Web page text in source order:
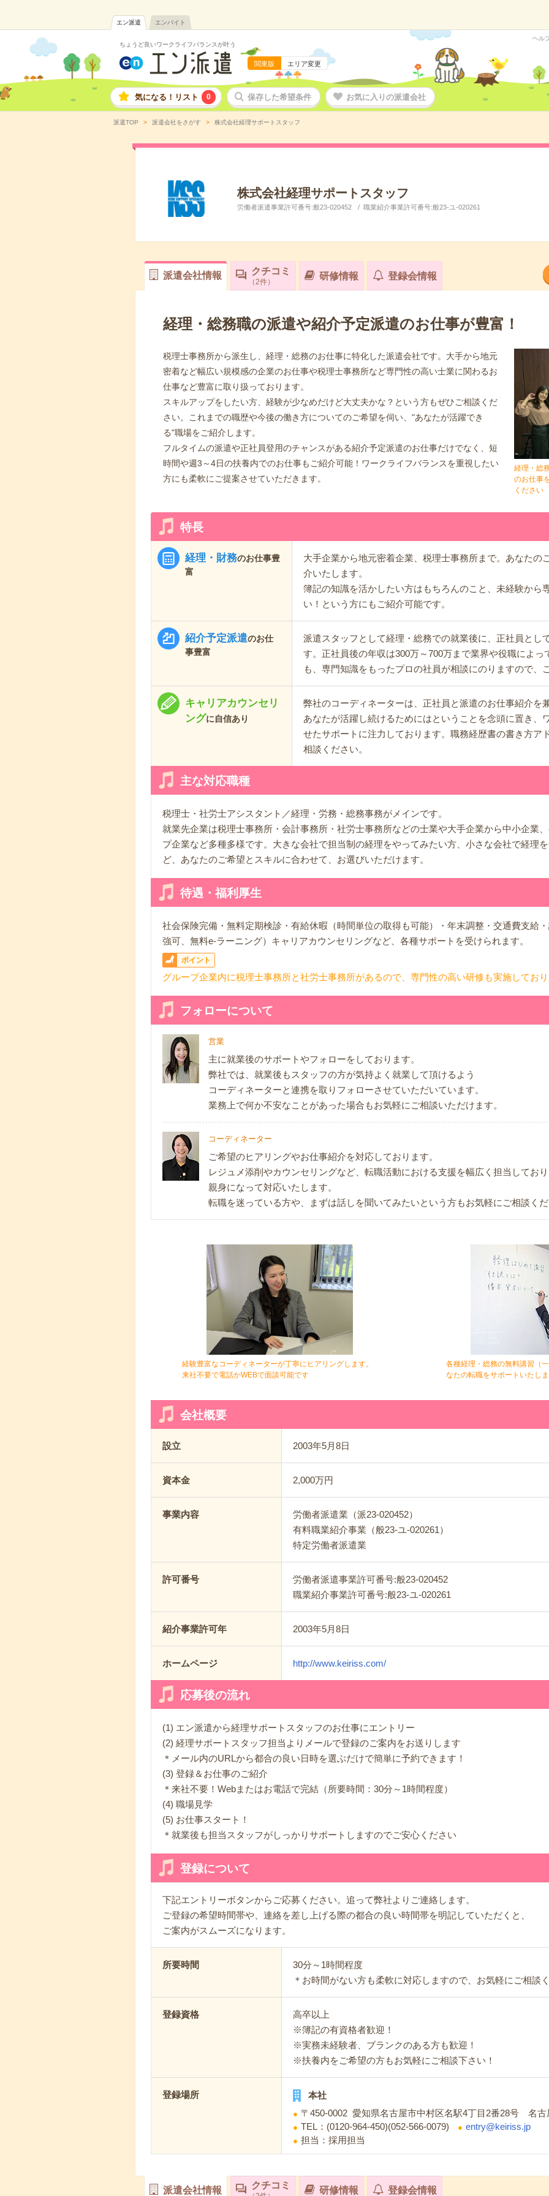
エン派遣 エンバイト
ちょうど良いワークライフバランスが叶う
関東版 エリア変更
ヘル
気になる！リスト 0 保存した希望条件 お気に入りの派遣会社
派遣TOP 派遣会社をさがす 株式会社経理サポートスタッフ
株式会社経理サポートスタッフ
労働者派遣事業許可番号:般23-020452 職業紹介事業許可番号:般23-ユ-020261
派遣会社情報 クチコミ
2件
研修情報 登録会情報
経理・総務職の派遣や紹介予定派遣のお仕事が豊富！
税理士事務所から派生し、経理・総務のお仕事に特化した派遣会社です。大手から地元
密着など幅広い規模感の企業のお仕事や税理士事務所など専門性の高い士業に関わるお
仕事など豊富に取り扱っております。
スキルアップをしたい方、経験が少なめだけど大丈夫かな？という方もぜひご相談くだ
さい。これまでの職歴や今後の働き方についてのご希望を伺い、"あなたが活躍でき
る"職場をご紹介します。
フルタイムの派遣や正社員登用のチャンスがある紹介予定派遣のお仕事だけでなく、短
時間や週3～4日の扶養内でのお仕事もご紹介可能！ワークライフバランスを重視したい
方にも柔軟にご提案させていただきます。
経理・総
のお仕事
ください
特長
経理・財務のお仕事豊
富
大手企業から地元密着企業、税理士事務所まで。あなたの
介いたします。
簿記の知識を活かしたい方はもちろんのこと、未経験から
い！という方にもご紹介可能です。
紹介予定派遣のお仕
事豊富
派遣スタッフとして経理・総務での就業後に、正社員とし
す。正社員後の年収は300万～700万まで業界や役職によっ
も、専門知識をもったプロの社員が相談にのりますので、
キャリアカウンセリ
ングに自信あり
弊社のコーディネーターは、正社員と派遣のお仕事紹介を
あなたが活躍し続けるためにはということを念頭に置き、
せたサポートに注力しております。職務経歴書の書き方ア
相談ください。
主な対応職種
税理士・社労士アシスタント／経理・労務・総務事務がメインです。
就業先企業は税理士事務所・会計事務所・社労士事務所などの士業や大手企業から中小企業
プ企業など多種多様です。大きな会社で担当制の経理をやってみたい方、小さな会社で経理
ど、あなたのご希望とスキルに合わせて、お選びいただけます。
待遇・福利厚生
社会保険完備・無料定期検診・有給休暇（時間単位の取得も可能）・年末調整・交通費支給
強可、無料e-ラーニング）キャリアカウンセリングなど、各種サポートを受けられます。
ポイント
グループ企業内に税理士事務所と社労士事務所があるので、専門性の高い研修も実施してお
フォローについて
営業
主に就業後のサポートやフォローをしております。
弊社では、就業後もスタッフの方が気持よく就業して頂けるよう
コーディネーターと連携を取りフォローさせていただいています。
業務上で何か不安なことがあった場合もお気軽にご相談いただけます。
コーディネーター
ご希望のヒアリングやお仕事紹介を対応しております。
レジュメ添削やカウンセリングなど、転職活動における支援を幅広く担当してお
親身になって対応いたします。
転職を迷っている方や、まずは話しを聞いてみたいという方もお気軽にご相談く
経験豊富なコーディネーターが丁寧にヒアリングします。
来社不要で電話かWEBで面談可能です
各種経理・総務の無料講習（
なたの転職をサポートいたし
会社概要
設立 2003年5月8日
資本金 2,000万円
事業内容
労働者派遣業（派23-020452）
有料職業紹介事業（般23-ユ-020261）
特定労働者派遣業
許可番号
労働者派遣事業許可番号:般23-020452
職業紹介事業許可番号:般23-ユ-020261
紹介事業許可年 2003年5月8日
ホームページ http://www.keiriss.com/
応募後の流れ
(1) エン派遣から経理サポートスタッフのお仕事にエントリー
(2) 経理サポートスタッフ担当よりメールで登録のご案内をお送りします
＊メール内のURLから都合の良い日時を選ぶだけで簡単に予約できます！
(3) 登録＆お仕事のご紹介
＊来社不要！Webまたはお電話で完結（所要時間：30分～1時間程度）
(4) 職場見学
(5) お仕事スタート！
＊就業後も担当スタッフがしっかりサポートしますのでご安心ください
登録について
下記エントリーボタンからご応募ください。追って弊社よりご連絡します。
ご登録の希望時間帯や、連絡を差し上げる際の都合の良い時間帯を明記していただくと、
ご案内がスムーズになります。
所要時間
30分～1時間程度
＊お時間がない方も柔軟に対応しますので、お気軽にご相談
登録資格
高卒以上
※簿記の有資格者歓迎！
※実務未経験者、ブランクのある方も歓迎！
※扶養内をご希望の方もお気軽にご相談下さい！
登録場所
本社
〒450-0002 愛知県名古屋市中村区名駅4丁目2番28号 名古
TEL：(0120-964-450)(052-566-0079)
entry@keiriss.jp
担当：採用担当
派遣会社情報 クチコミ 研修情報 登録会情報